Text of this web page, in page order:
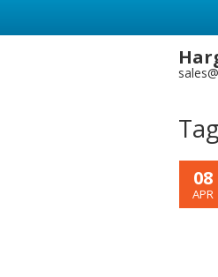
08
APR